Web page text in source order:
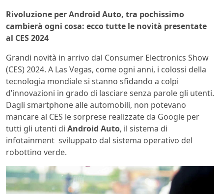
Rivoluzione per Android Auto, tra pochissimo
cambierà ogni cosa: ecco tutte le novità presentate
al CES 2024
Grandi novità in arrivo dal Consumer Electronics Show
(CES) 2024. A Las Vegas, come ogni anni, i colossi della
tecnologia mondiale si stanno sfidando a colpi
d’innovazioni in grado di lasciare senza parole gli utenti.
Dagli smartphone alle automobili, non potevano
mancare al CES le sorprese realizzate da Google per
tutti gli utenti di Android Auto, il sistema di
infotainment sviluppato dal sistema operativo del
robottino verde.